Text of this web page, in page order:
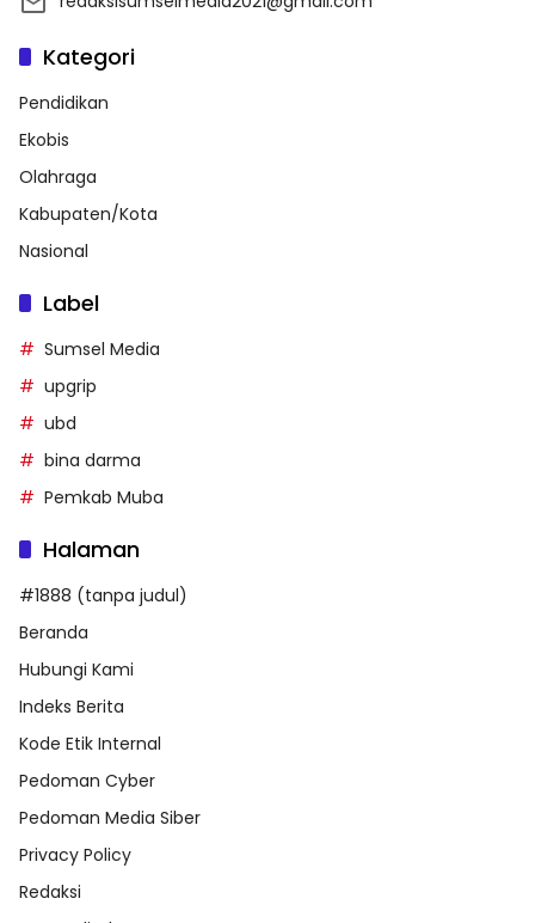
Kategori
Pendidikan
Ekobis
Olahraga
Kabupaten/Kota
Nasional
Label
Sumsel Media
upgrip
ubd
bina darma
Pemkab Muba
Halaman
#1888 (tanpa judul)
Beranda
Hubungi Kami
Indeks Berita
Kode Etik Internal
Pedoman Cyber
Pedoman Media Siber
Privacy Policy
Redaksi